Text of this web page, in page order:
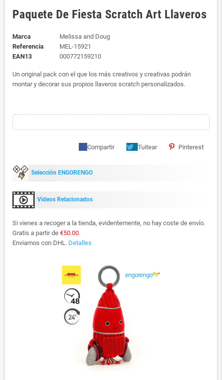
Paquete De Fiesta Scratch Art Llaveros
Marca
Melissa and Doug
Referencia
MEL-15921
EAN13
000772159210
Un original pack con el que los más creativos y creativas podrán
montar y decorar sus propios llaveros scratch personalizados.
Compartir Tuitear Pinterest
Selección ENGORENGO
Videos Relacionados
Si vienes a recoger a la tienda, evidentemente, no hay coste de envío.
Gratis a partir de €50.00.
Enviamos con DHL. Detalles